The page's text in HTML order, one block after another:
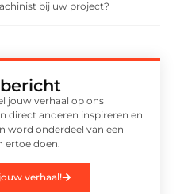
bij uw project?
jouw verhaal op ons
direct anderen inspireren en
word onderdeel van een
ertoe doen.
verhaal!